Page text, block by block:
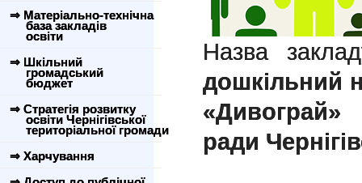
⇒ Матеріально-технічна
база закладів
освіти
⇒ Шкільний
громадський
бюджет
⇒ Стратегія розвитку
освіти Чернігівської
територіальної громади
⇒ Харчування
Назва
дошкільний
«Дивограй»
ради